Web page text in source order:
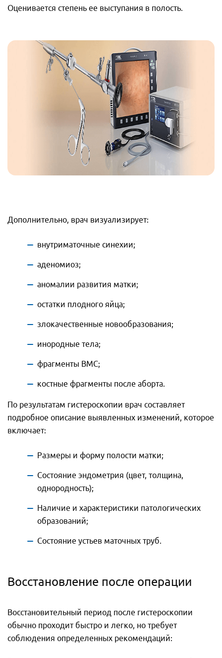
Оценивается степень ее выступания в полость.
Дополнительно, врач визуализирует:
внутриматочные синехии;
аденомиоз;
аномалии развития матки;
остатки плодного яйца;
злокачественные новообразования;
инородные тела;
фрагменты ВМС;
костные фрагменты после аборта.
По результатам гистероскопии врач составляет
подробное описание выявленных изменений, которое
включает:
Размеры и форму полости матки;
Состояние эндометрия (цвет, толщина,
однородность);
Наличие и характеристики патологических
образований;
Состояние устьев маточных труб.
Восстановление после операции
Восстановительный период после гистероскопии
обычно проходит быстро и легко, но требует
соблюдения определенных рекомендаций: